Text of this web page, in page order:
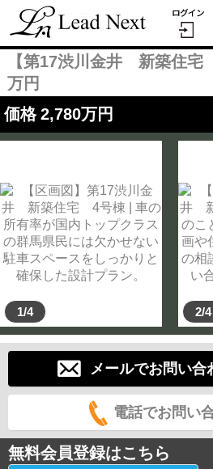
ログイン
【第17渋川金井 新築住
万円
価格 2,780万円
1/4 2/4
メールでお問い合
電話でお問い
無料会員登録はこちら